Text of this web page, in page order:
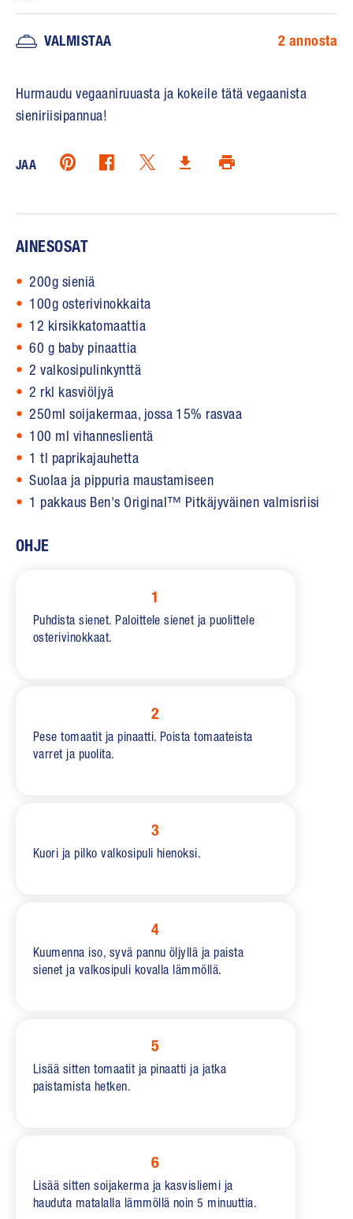
VALMISTAA 2 annosta
Hurmaudu vegaaniruuasta ja kokeile tätä vegaanista
sieniriisipannua!
JAA Pinterest (opens in new window)
Facebook (opens in new window)
Twitter (opens in new window)
Download (opens in new window)
Print (opens in same window)
AINESOSAT
200g sieniä
100g osterivinokkaita
12 kirsikkatomaattia
60 g baby pinaattia
2 valkosipulinkynttä
2 rkl kasviöljyä
250ml soijakermaa, jossa 15% rasvaa
100 ml vihanneslientä
1 tl paprikajauhetta
Suolaa ja pippuria maustamiseen
1 pakkaus Ben's Original™ Pitkäjyväinen valmisriisi
OHJE
1
Puhdista sienet. Paloittele sienet ja puolittele
osterivinokkaat.
2
Pese tomaatit ja pinaatti. Poista tomaateista
varret ja puolita.
3
Kuori ja pilko valkosipuli hienoksi.
4
Kuumenna iso, syvä pannu öljyllä ja paista
sienet ja valkosipuli kovalla lämmöllä.
5
Lisää sitten tomaatit ja pinaatti ja jatka
paistamista hetken.
6
Lisää sitten soijakerma ja kasvisliemi ja
hauduta matalalla lämmöllä noin 5 minuuttia.